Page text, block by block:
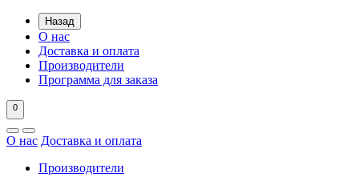
Назад
О нас
Доставка и оплата
Производители
Программа для заказа
0
О нас Доставка и оплата
Производители